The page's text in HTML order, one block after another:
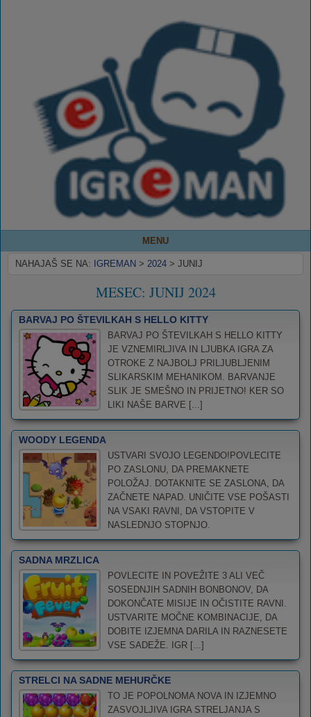
MENU
NAHAJAŠ SE NA: IGREMAN > 2024 > JUNIJ
MESEC: JUNIJ 2024
BARVAJ PO ŠTEVILKAH S HELLO KITTY
BARVAJ PO ŠTEVILKAH S HELLO KITTY
JE VZNEMIRLJIVA IN LJUBKA IGRA ZA
OTROKE Z NAJBOLJ PRILJUBLJENIM
SLIKARSKIM MEHANIKOM. BARVANJE
SLIK JE SMEŠNO IN PRIJETNO! KER SO
LIKI NAŠE BARVE [...]
WOODY LEGENDA
USTVARI SVOJO LEGENDO!POVLECITE
PO ZASLONU, DA PREMAKNETE
POLOŽAJ. DOTAKNITE SE ZASLONA, DA
ZAČNETE NAPAD. UNIČITE VSE POŠASTI
NA VSAKI RAVNI, DA VSTOPITE V
NASLEDNJO STOPNJO.
SADNA MRZLICA
POVLECITE IN POVEŽITE 3 ALI VEČ
SOSEDNJIH SADNIH BONBONOV, DA
DOKONČATE MISIJE IN OČISTITE RAVNI.
USTVARITE MOČNE KOMBINACIJE, DA
DOBITE IZJEMNA DARILA IN RAZNESETE
VSE SADEŽE. IGR [...]
STRELCI NA SADNE MEHURČKE
TO JE POPOLNOMA NOVA IN IZJEMNO
ZASVOJLJIVA IGRA STRELJANJA S